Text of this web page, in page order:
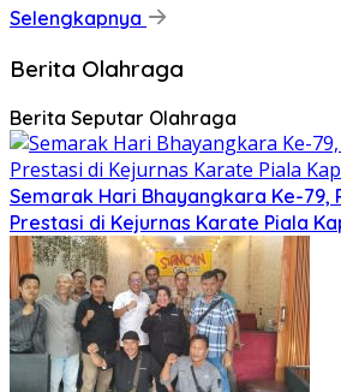
Selengkapnya
Berita Olahraga
Berita Seputar Olahraga
Semarak Hari Bhayangkara Ke-79,
Prestasi di Kejurnas Karate Piala